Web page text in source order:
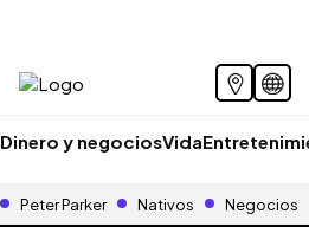
Dinero y negociosVida
Peter Parker Nativos Negocios